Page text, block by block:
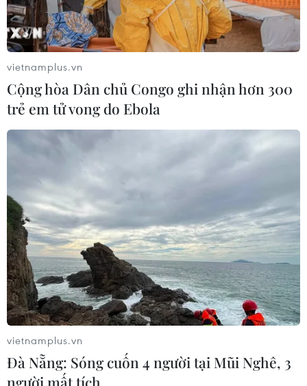
#Liên minh Hợp tác xã #Kinh tế tập thể
#Hợp tác xã
#Bí thư Thành ủy Hà Nội
#Quỹ tín dụng TP. Hà Nội
Theo dõi VietnamPlus
vietnamplus.vn
Cộng hòa Dân chủ Congo ghi nhận hơn 300
trẻ em tử vong do Ebola
vietnamplus.vn
Đà Nẵng: Sóng cuốn 4 người tại Mũi Nghê, 3
người mất tích